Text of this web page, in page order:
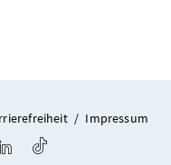
/ Impressum
LinkedIn